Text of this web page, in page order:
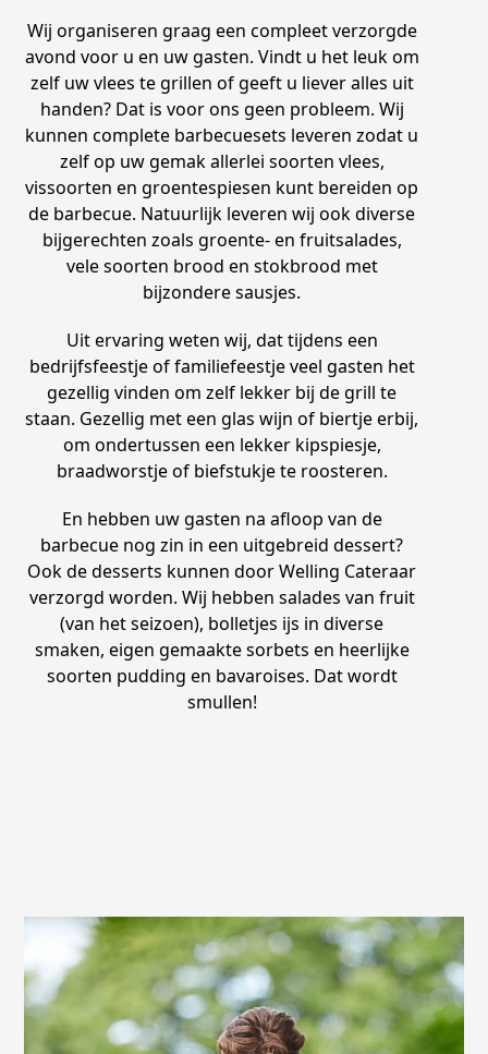
Wij organiseren graag een compleet verzorgde
avond voor u en uw gasten. Vindt u het leuk om
zelf uw vlees te grillen of geeft u liever alles uit
handen? Dat is voor ons geen probleem. Wij
kunnen complete barbecuesets leveren zodat u
zelf op uw gemak allerlei soorten vlees,
vissoorten en groentespiesen kunt bereiden op
de barbecue. Natuurlijk leveren wij ook diverse
bijgerechten zoals groente- en fruitsalades,
vele soorten brood en stokbrood met
bijzondere sausjes.
Uit ervaring weten wij, dat tijdens een
bedrijfsfeestje of familiefeestje veel gasten het
gezellig vinden om zelf lekker bij de grill te
staan. Gezellig met een glas wijn of biertje erbij,
om ondertussen een lekker kipspiesje,
braadworstje of biefstukje te roosteren.
En hebben uw gasten na afloop van de
barbecue nog zin in een uitgebreid dessert?
Ook de desserts kunnen door Welling Cateraar
verzorgd worden. Wij hebben salades van fruit
(van het seizoen), bolletjes ijs in diverse
smaken, eigen gemaakte sorbets en heerlijke
soorten pudding en bavaroises. Dat wordt
smullen!